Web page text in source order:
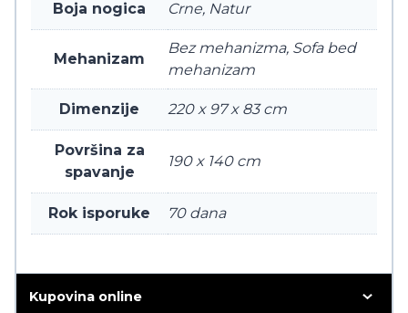
Boja nogica Crne, Natur
Mehanizam
Bez mehanizma, Sofa bed
mehanizam
Dimenzije 220 x 97 x 83 cm
Površina za
spavanje
190 x 140 cm
Rok isporuke 70 dana
Kupovina online